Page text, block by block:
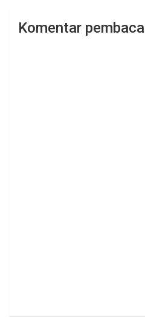
Komentar pembaca